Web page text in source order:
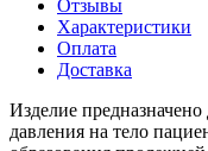
Отзывы
Характеристики
Оплата
Доставка
Изделие
давления на тело